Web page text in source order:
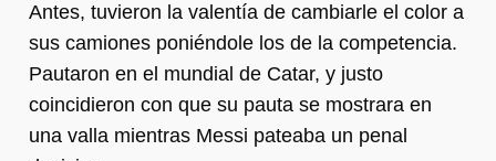
Antes, tuvieron la valentía de cambiarle el color a
sus camiones poniéndole los de la competencia.
Pautaron en el mundial de Catar, y justo
coincidieron con que su pauta se mostrara en
una valla mientras Messi pateaba un penal